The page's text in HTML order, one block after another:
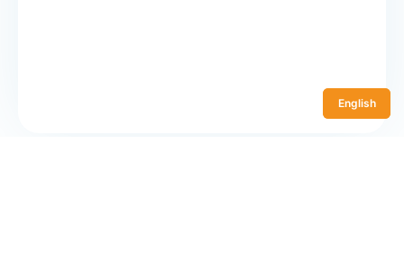
English